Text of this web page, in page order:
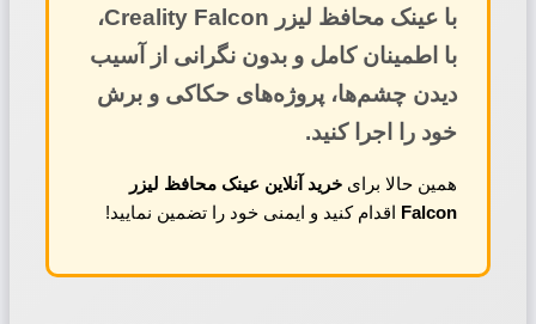
با عینک محافظ لیزر Creality Falcon
،
با اطمینان کامل و بدون نگرانی از آسیب
دیدن چشم‌ها، پروژه‌های حکاکی و برش
خود را اجرا کنید.
همین حالا برای خرید آنلاین عینک محافظ لیزر
Falcon
اقدام کنید و ایمنی خود را تضمین نمایید!